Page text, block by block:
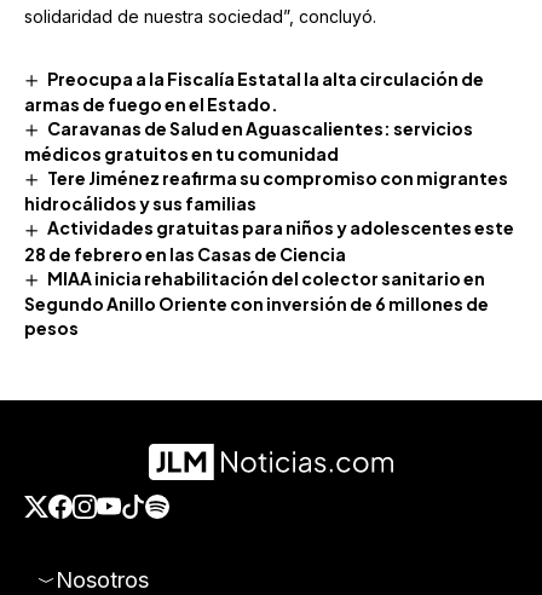
solidaridad de nuestra sociedad”, concluyó.
Preocupa a la Fiscalía Estatal la alta circulación de
armas de fuego en el Estado.
Caravanas de Salud en Aguascalientes: servicios
médicos gratuitos en tu comunidad
Tere Jiménez reafirma su compromiso con migrantes
hidrocálidos y sus familias
Actividades gratuitas para niños y adolescentes este
28 de febrero en las Casas de Ciencia
MIAA inicia rehabilitación del colector sanitario en
Segundo Anillo Oriente con inversión de 6 millones de
pesos
Nosotros